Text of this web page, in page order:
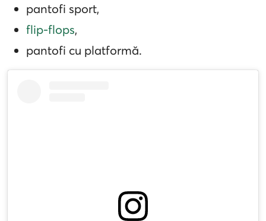
pantofi sport,
flip-flops,
pantofi cu platformă.